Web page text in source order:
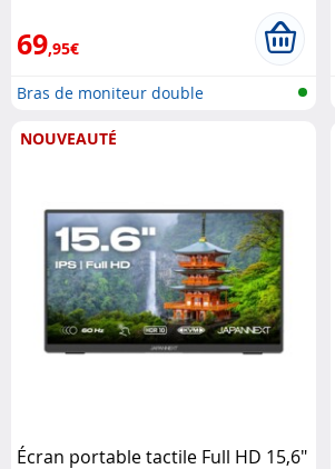
69,95€
Bras de moniteur double
NOUVEAUTÉ
Écran portable tactile Full HD 15,6"